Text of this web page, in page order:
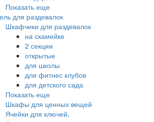
Показать еще
для раздевалок
Шкафчики для раздевалок
на скамейке
2 секции
открытые
для школы
для фитнес клубов
для детского сада
Показать еще
Шкафы для ценных вещей
Ячейки для ключей,